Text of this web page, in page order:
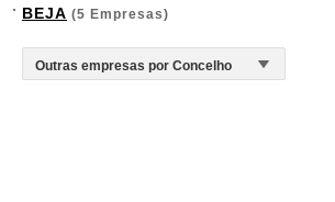
BEJA (5 Empresas)